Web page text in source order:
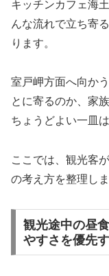
キッチンカフェ海
んな流れで立ち寄
ります。
室戸岬方面へ向か
とに寄るのか、家
ちょうどよい一皿
ここでは、観光客
の考え方を整理しま
観光途中の昼
やすさを優先